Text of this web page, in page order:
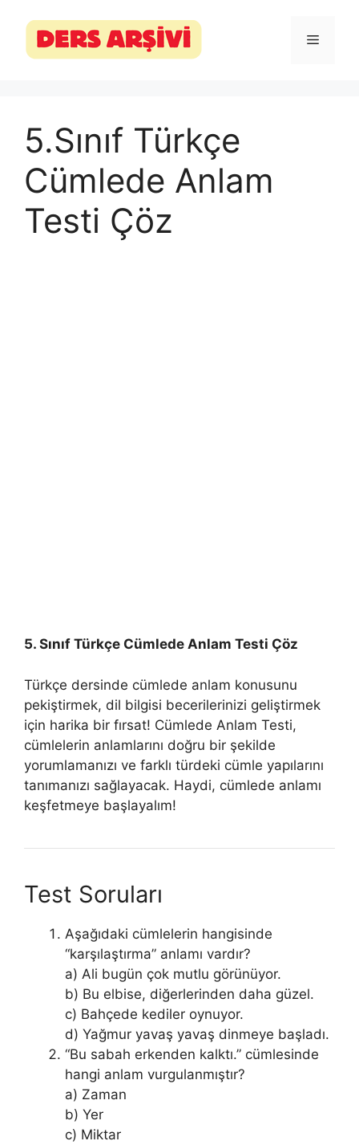
Menü
5.Sınıf Türkçe
Cümlede Anlam
Testi Çöz
5. Sınıf Türkçe Cümlede Anlam Testi Çöz
Türkçe dersinde cümlede anlam konusunu
pekiştirmek, dil bilgisi becerilerinizi geliştirmek
için harika bir fırsat! Cümlede Anlam Testi,
cümlelerin anlamlarını doğru bir şekilde
yorumlamanızı ve farklı türdeki cümle yapılarını
tanımanızı sağlayacak. Haydi, cümlede anlamı
keşfetmeye başlayalım!
Test Soruları
Aşağıdaki cümlelerin hangisinde
“karşılaştırma” anlamı vardır?
a) Ali bugün çok mutlu görünüyor.
b) Bu elbise, diğerlerinden daha güzel.
c) Bahçede kediler oynuyor.
d) Yağmur yavaş yavaş dinmeye başladı.
“Bu sabah erkenden kalktı.” cümlesinde
hangi anlam vurgulanmıştır?
a) Zaman
b) Yer
c) Miktar